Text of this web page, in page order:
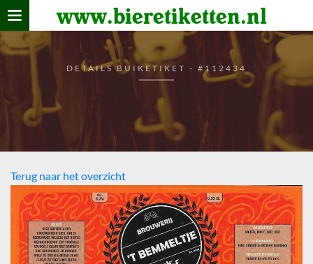
www.bieretiketten.nl
Home
verzamelen
De bierkaart
Bezoekers
DETAILS BUIKETIKET - #112434
Terug naar het overzicht